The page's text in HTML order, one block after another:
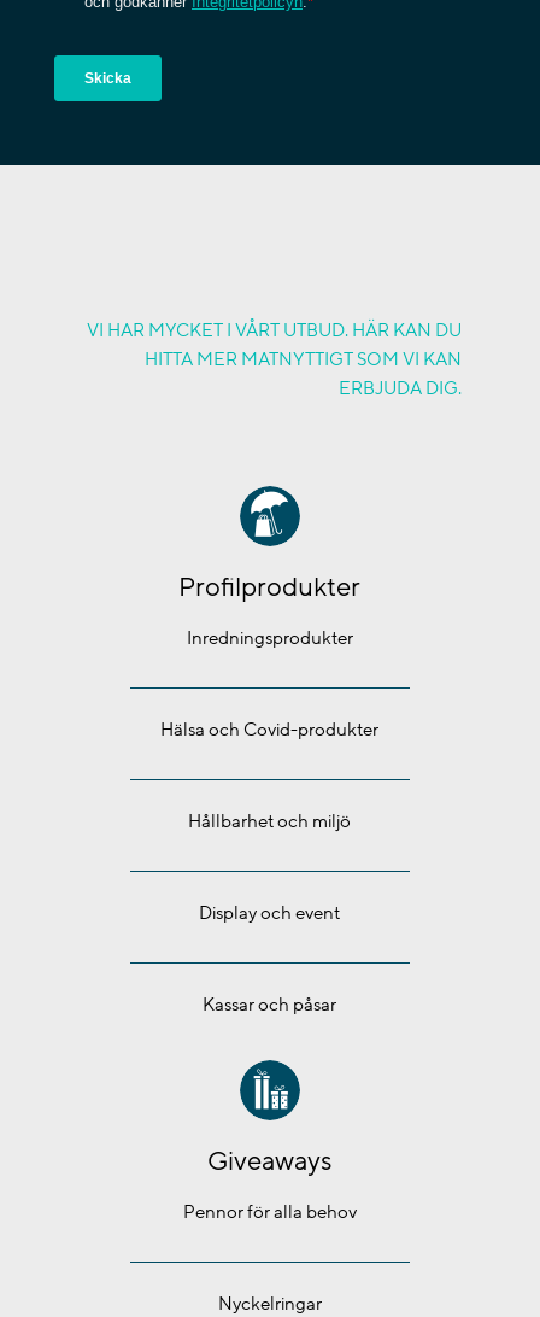
VI HAR MYCKET I VÅRT UTBUD. HÄR KAN DU
HITTA MER MATNYTTIGT SOM VI KAN
ERBJUDA DIG.
Profilprodukter
Inredningsprodukter
Hälsa och Covid-produkter
Hållbarhet och miljö
Display och event
Kassar och påsar
Giveaways
Pennor för alla behov
Nyckelringar